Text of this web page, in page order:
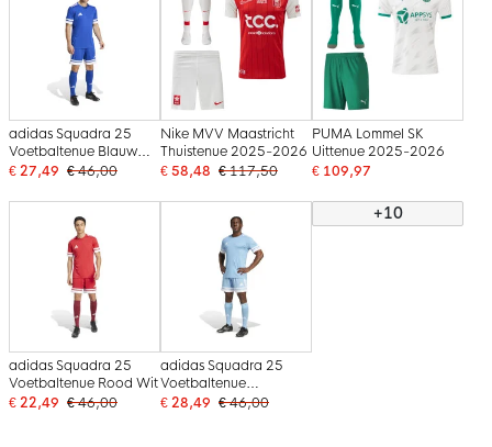
adidas Squadra 25
Voetbaltenue Blauw
Wit
€ 27,49 € 46,00
Nike MVV Maastricht
Thuistenue 2025-2026
€ 58,48 € 117,50
PUMA Lommel SK
Uittenue 2025-2026
€ 109,97
adidas Squadra 25
Voetbaltenue Rood Wit
€ 22,49 € 46,00
adidas Squadra 25
Voetbaltenue
Lichtblauw Wit
€ 28,49 € 46,00
+10